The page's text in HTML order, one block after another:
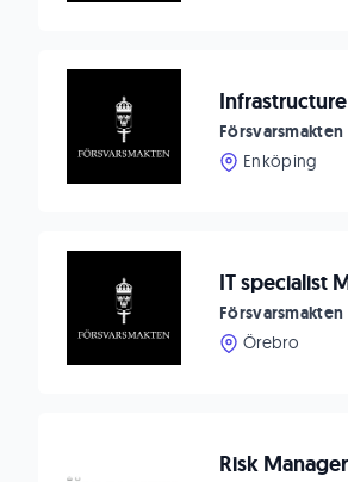
Försvarsmakten
Enköping
Försvarsmakten
Örebro